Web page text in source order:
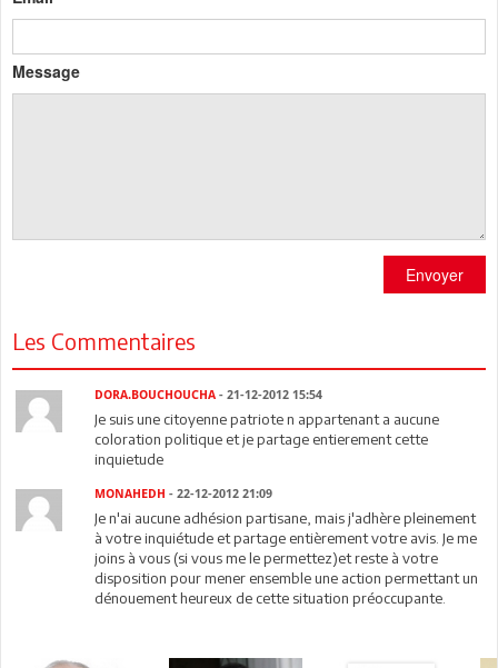
Message
Envoyer
Les Commentaires
DORA.BOUCHOUCHA - 21-12-2012 15:54
Je suis une citoyenne patriote n appartenant a aucune
coloration politique et je partage entierement cette
inquietude
MONAHEDH - 22-12-2012 21:09
Je n'ai aucune adhésion partisane, mais j'adhère pleinement
à votre inquiétude et partage entièrement votre avis. Je me
joins à vous (si vous me le permettez)et reste à votre
disposition pour mener ensemble une action permettant un
dénouement heureux de cette situation préoccupante.